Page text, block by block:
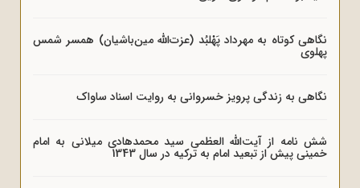
نگاهی کوتاه به مهرداد پَهْلبُد (عزت‌الله مین‌باشیان) همسر شمس
پهلوی
نگاهی به زندگی پرویز خسروانی به روایت اسناد ساواک
شش نامه از آیت‌الله العظمی سید محمدهادی میلانی به امام
خمینی پیش از تبعید امام به ترکیه در سال 1343